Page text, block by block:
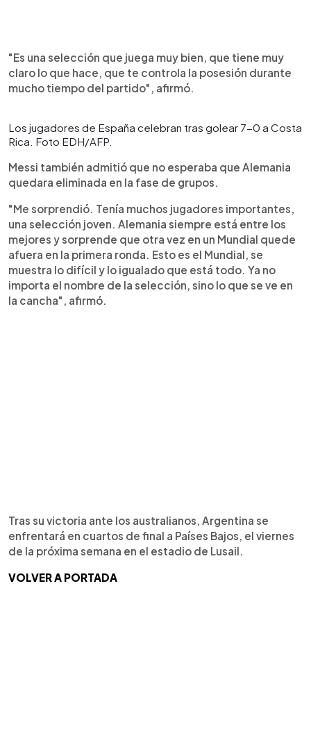
"Es una selección que juega muy bien, que tiene muy
claro lo que hace, que te controla la posesión durante
mucho tiempo del partido", afirmó.
Los jugadores de España celebran tras golear 7-0 a Costa
Rica. Foto EDH/AFP.
Messi también admitió que no esperaba que Alemania
quedara eliminada en la fase de grupos.
"Me sorprendió. Tenía muchos jugadores importantes,
una selección joven. Alemania siempre está entre los
mejores y sorprende que otra vez en un Mundial quede
afuera en la primera ronda. Esto es el Mundial, se
muestra lo difícil y lo igualado que está todo. Ya no
importa el nombre de la selección, sino lo que se ve en
la cancha", afirmó.
Tras su victoria ante los australianos, Argentina se
enfrentará en cuartos de final a Países Bajos, el viernes
de la próxima semana en el estadio de Lusail.
VOLVER A PORTADA